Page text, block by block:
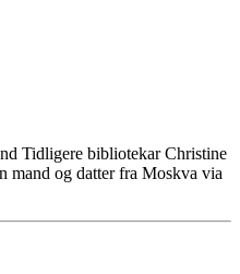
Tidligere bibliotekar Christine
mand og datter fra Moskva via